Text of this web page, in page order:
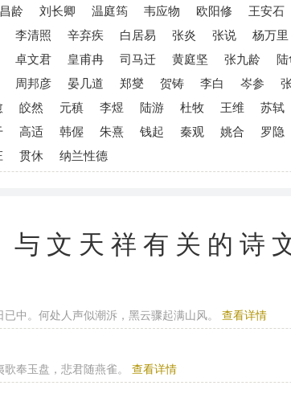
龄 刘长卿 温庭筠 韦应物 欧阳修 王安石
李清照 辛弃疾 白居易 张炎 张说 杨万里
卓文君 皇甫冉 司马迁 黄庭坚 张九龄
周邦彦 晏几道 郑燮 贺铸 李白 岑参
皎然 元稹 李煜 陆游 杜牧 王维 苏轼
高适 韩偓 朱熹 钱起 秦观 姚合 罗隐
贯休 纳兰性德
与文天祥有关的诗
已中。何处人声似潮泝，黑云骤起满山风。查看详情
歌奉玉盘，悲君随燕雀。查看详情